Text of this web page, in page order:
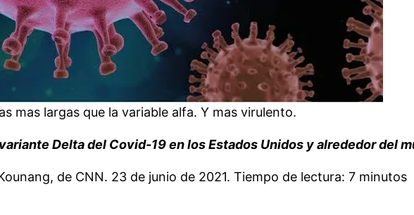
mas largas que la variable alfa. Y mas virulento.
Delta del Covid-19 en los Estados Unidos y alrededor del
de CNN. 23 de junio de 2021. Tiempo de lectura: 7 minutos